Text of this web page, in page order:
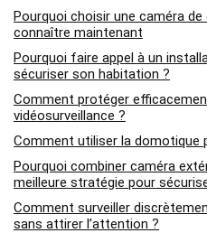
Pourquoi choisir une caméra
connaître maintenant
Pourquoi faire appel à un
sécuriser son habitation ?
Comment protéger
vidéosurveillance ?
Comment utiliser la domotique
Pourquoi combiner caméra
meilleure stratégie pour
Comment surveiller
sans attirer l’attention ?